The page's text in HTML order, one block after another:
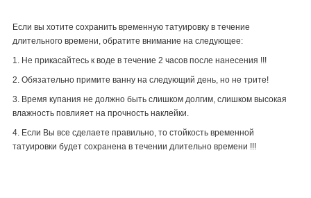
Если вы хотите сохранить временную татуировку в течение
длительного времени, обратите внимание на следующее:
1. Не прикасайтесь к воде в течение 2 часов после нанесения !!!
2. Обязательно примите ванну на следующий день, но не трите!
3. Время купания не должно быть слишком долгим, слишком высокая
влажность повлияет на прочность наклейки.
4. Если Вы все сделаете правильно, то стойкость временной
татуировки будет сохранена в течении длительно времени !!!